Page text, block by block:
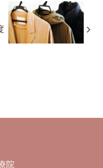
院